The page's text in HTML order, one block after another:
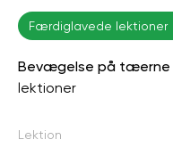
Færdiglavede lektioner
Bevægelse på tæerne
lektioner
Lektion